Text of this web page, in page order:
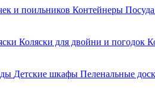
и поильников Контейнеры Посуда
Коляски для двойни и погодок
Детские шкафы Пеленальные